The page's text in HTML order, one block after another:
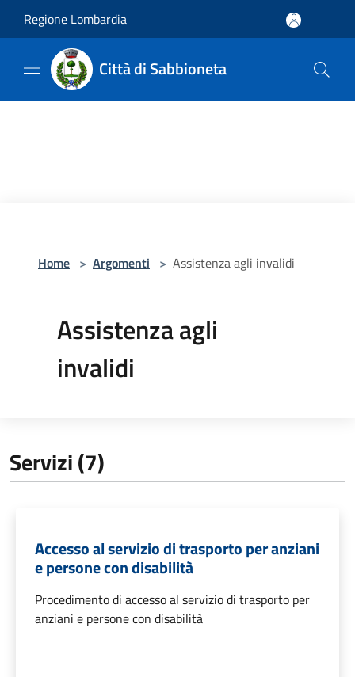
Regione Lombardia
Città di Sabbioneta
Home > Argomenti > Assistenza agli invalidi
Assistenza agli
invalidi
Servizi (7)
Accesso al servizio di trasporto per anziani
e persone con disabilità
Procedimento di accesso al servizio di trasporto per
anziani e persone con disabilità